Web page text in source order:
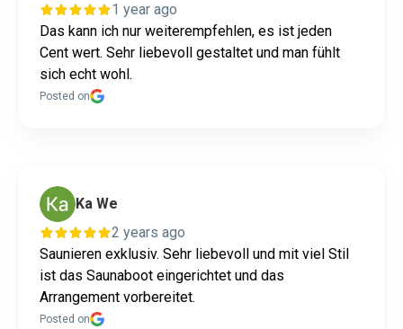
1 year ago
Das kann ich nur weiterempfehlen, es ist jeden
Cent wert. Sehr liebevoll gestaltet und man fühlt
sich echt wohl.
Posted on
Ka We
2 years ago
Saunieren exklusiv. Sehr liebevoll und mit viel Stil
ist das Saunaboot eingerichtet und das
Arrangement vorbereitet.
Posted on